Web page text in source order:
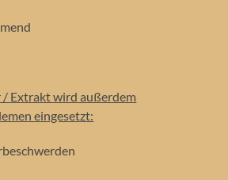
/ Extrakt wird außerdem
eingesetzt: